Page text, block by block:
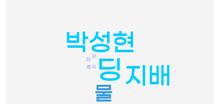
딩
박성현
지배
물
은
중국
화